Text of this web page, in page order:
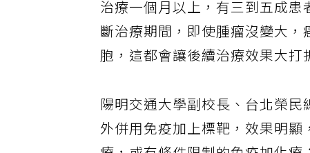
治療一個月以上，有三到五成
斷治療期間，即使腫瘤沒變大
胞，這都會讓後續治療效果大打
陽明交通大學副校長、台北榮
外併用免疫加上標靶，效果明